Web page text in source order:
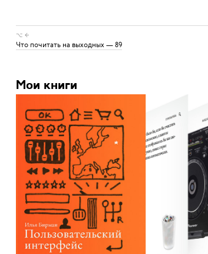
⌥ ←
Что почитать на выходных — 89
Мои книги